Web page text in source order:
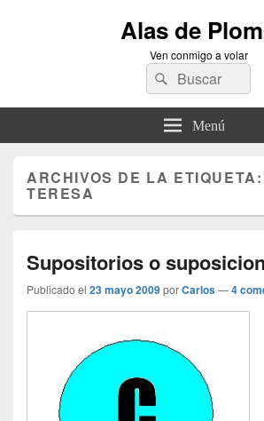
Alas de
Ven conmigo a volar
Buscar
por:
Buscar
Menú
ARCHIVOS DE LA ETIQUETA:
TERESA
Supositorios o
Publicado el 23 mayo 2009porCarlos—4